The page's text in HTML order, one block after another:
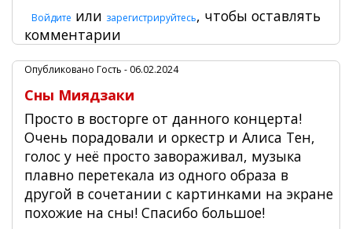
Войдите или зарегистрируйтесь, чтобы оставлять
комментарии
Опубликовано Гость - 06.02.2024
Сны Миядзаки
Просто в восторге от данного концерта!
Очень порадовали и оркестр и Алиса Тен,
голос у неё просто завораживал, музыка
плавно перетекала из одного образа в
другой в сочетании с картинками на экране
похожие на сны! Спасибо большое!